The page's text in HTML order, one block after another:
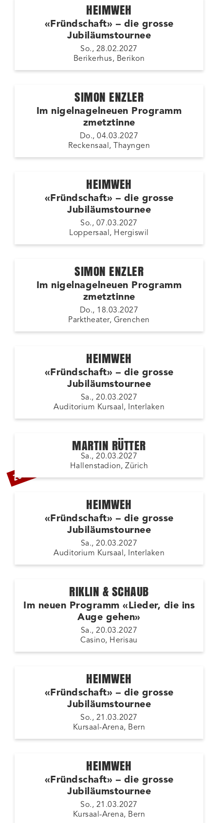
HEIMWEH
«Fründschaft» – die grosse
Jubiläumstournee
So., 28.02.2027
Berikerhus, Berikon
SIMON ENZLER
Im nigelnagelneuen Programm
zmetztinne
Do., 04.03.2027
Reckensaal, Thayngen
HEIMWEH
«Fründschaft» – die grosse
Jubiläumstournee
So., 07.03.2027
Loppersaal, Hergiswil
SIMON ENZLER
Im nigelnagelneuen Programm
zmetztinne
Do., 18.03.2027
Parktheater, Grenchen
HEIMWEH
«Fründschaft» – die grosse
Jubiläumstournee
Sa., 20.03.2027
Auditorium Kursaal, Interlaken
ZUSATZSHOW
MARTIN RÜTTER
Sa., 20.03.2027
Hallenstadion, Zürich
HEIMWEH
«Fründschaft» – die grosse
Jubiläumstournee
Sa., 20.03.2027
Auditorium Kursaal, Interlaken
RIKLIN & SCHAUB
Im neuen Programm «Lieder, die ins
Auge gehen»
Sa., 20.03.2027
Casino, Herisau
HEIMWEH
«Fründschaft» – die grosse
Jubiläumstournee
So., 21.03.2027
Kursaal-Arena, Bern
HEIMWEH
«Fründschaft» – die grosse
Jubiläumstournee
So., 21.03.2027
Kursaal-Arena, Bern